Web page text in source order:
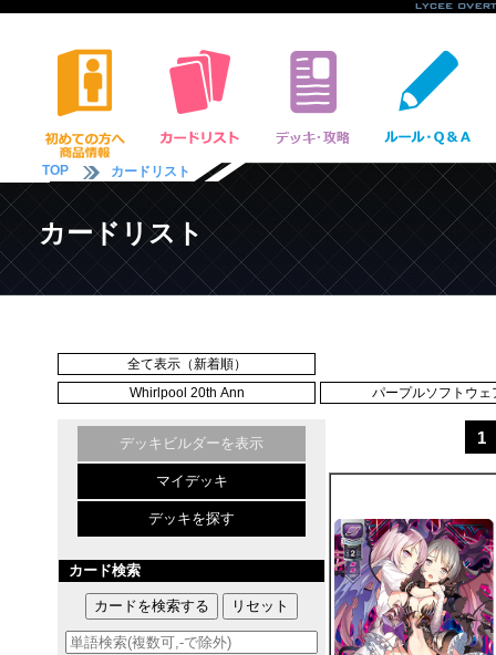
TOP カードリスト
カードリスト
全て表示（新着順）
Whirlpool 20th Ann
パープルソフトウェ
デッキビルダーを表示
マイデッキ
デッキを探す
カード検索
1